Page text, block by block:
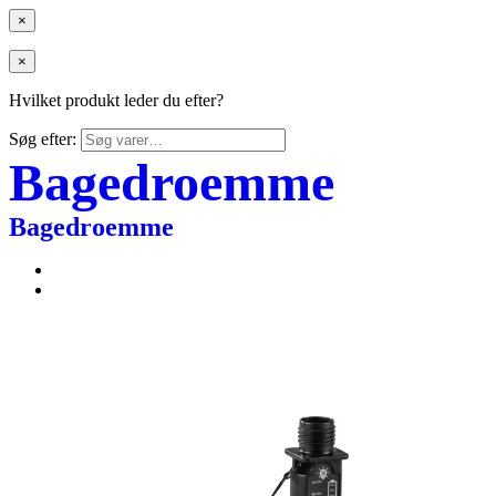
×
×
Hvilket produkt leder du efter?
Søg efter:
Bagedroemme
Bagedroemme